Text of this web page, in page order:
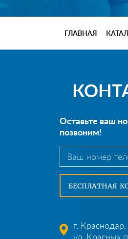
ГЛАВНАЯ
Оставьте ваш
позвоним!
г. Краснодар,
ул. Красных